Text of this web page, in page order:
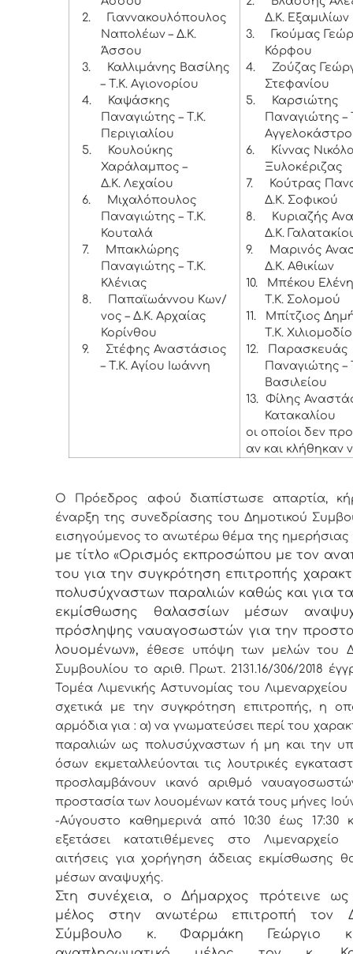
2.
Γιαννακουλόπουλος
Ναπολέων – Δ.Κ.
Άσσου
3.
Καλλιμάνης Βασίλης
– Τ.Κ. Αγιονορίου
4.
Καψάσκης
Παναγιώτης – Τ.Κ.
Περιγιαλίου
5.
Κουλούκης
Χαράλαμπος –
Δ.Κ. Λεχαίου
6.
Μιχαλόπουλος
Παναγιώτης – Τ.Κ.
Κουταλά
7.
Μπακλώρης
Παναγιώτης – Τ.Κ.
Κλένιας
8.
Παπαϊωάννου Κων/
νος – Δ.Κ. Αρχαίας
Κορίνθου
9.
Στέφης Αναστάσιος
– Τ.Κ. Αγίου Ιωάννη
Δ.Κ. Εξαμιλίων
3.
Γκούμας
Κόρφου
4.
Ζούζας
Στεφανίου
5.
Καρσιώτης
Παναγιώτης –
6.
Κίννας
Ξυλοκέριζας
7.
Κούτρας
Δ.Κ. Σοφικού
8.
Κυριαζής
Δ.Κ.
9.
Μαρινός
Δ.Κ. Αθικίων
10.
Μπέκου Ελένη
Τ.Κ. Σολομού
11.
Μπίτζιος
Τ.Κ.
12.
Παρασκευάς
Παναγιώτης –
Βασιλείου
13. Φίλης
Κατακαλίου
οι οποίοι δεν
αν και κλήθηκαν
Ο Πρόεδρος αφού διαπίστωσε απαρτία,
έναρξη της συνεδρίασης του Δημοτικού
εισηγούμενος το ανωτέρω θέμα της ημερήσιας
με τίτλο«Ορισμός εκπροσώπου με τον
του για την συγκρότηση επιτροπής
πολυσύχναστων παραλιών καθώς και για
εκμίσθωσης θαλασσίων μέσων
πρόσληψης ναυαγοσωστών για την
λουομένων», έθεσε υπόψη των μελών του
Συμβουλίου το αριθ. Πρωτ. 2131.16/306/2018
Τομέα Λιμενικής Αστυνομίας του Λιμεναρχείου
σχετικά με την συγκρότηση επιτροπής, η
αρμόδια για : α) να γνωματεύσει περί του
παραλιών ως πολυσύχναστων ή μη και την
όσων εκμεταλλεύονται τις λουτρικές
προσλαμβάνουν ικανό αριθμό
προστασία των λουομένων κατά τους μήνες
-Αύγουστο καθημερινά από 10:30 έως 17:30
εξετάσει κατατιθέμενες στο Λιμεναρχείο
αιτήσεις για χορήγηση άδειας εκμίσθωσης
μέσων αναψυχής.
Στη συνέχεια, ο Δήμαρχος πρότεινε ως
μέλος στην ανωτέρω επιτροπή τον
Σύμβουλο κ. Φαρμάκη Γεώργιο